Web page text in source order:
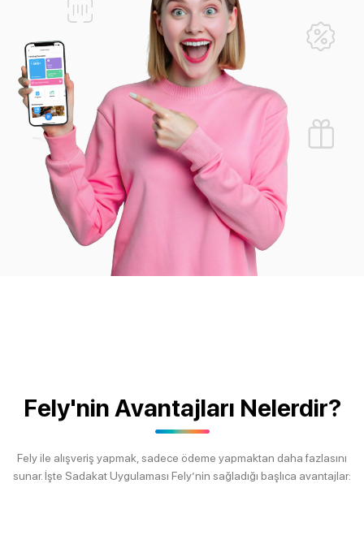
Fely'nin Avantajları Nelerdir?
Fely ile alışveriş yapmak, sadece ödeme yapmaktan daha fazlasını
sunar. İşte Sadakat Uygulaması Fely’nin sağladığı başlıca avantajlar: